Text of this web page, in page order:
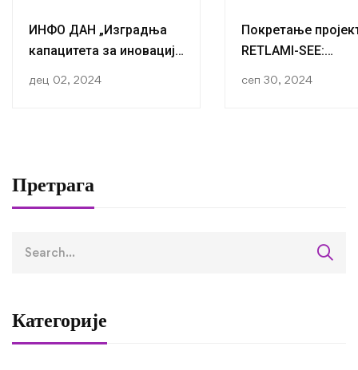
ИНФО ДАН „Изградња
капацитета за иновације
дец 02, 2024
Покретање
RETLAMI-SEE:
сеп 30, 2024
Претрага
Категорије